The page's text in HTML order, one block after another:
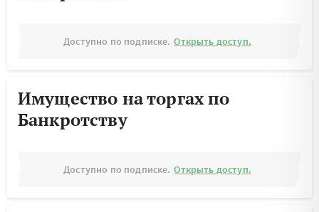
Доступно по подписке. Открыть доступ.
Имущество на торгах по
Банкротству
Доступно по подписке. Открыть доступ.